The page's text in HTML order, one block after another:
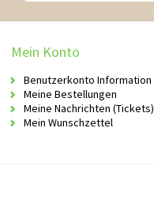
Mein Konto
Benutzerkonto Information
Meine Bestellungen
Meine Nachrichten (Tickets)
Mein Wunschzettel